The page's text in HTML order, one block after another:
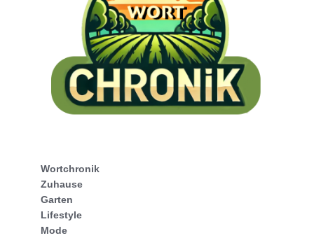
Wortchronik
Zuhause
Garten
Lifestyle
Mode